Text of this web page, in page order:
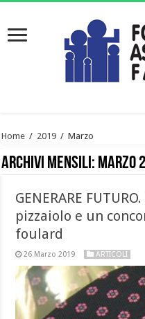
Home / 2019 / Marzo
Archivi mensili: Marzo
GENERARE
pizzaiolo e un
foulard
26 Marzo 2019 ARTICOLI